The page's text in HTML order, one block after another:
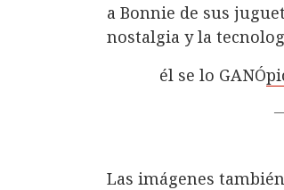
a Bonnie de sus
nostalgia y la
él se lo GANÓ
Las imágenes